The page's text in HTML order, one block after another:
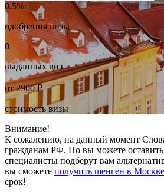
0.5%
одобрения визы
0
выданных виз
от2900₽
стоимость визы
Внимание!
К сожалению, на данный момент
гражданам РФ. Но вы можете
специалисты подберут вам
вы сможете получить шенген в Москве
срок!